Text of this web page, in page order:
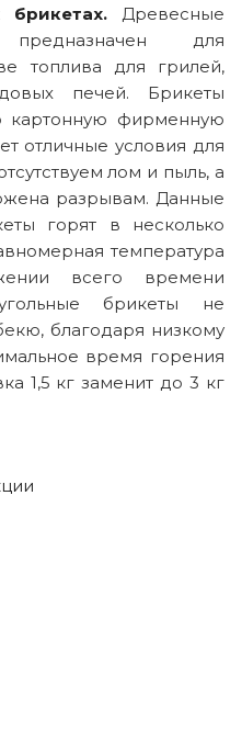
Древесные
для
топлива для грилей,
печей. Брикеты
картонную фирменную
отличные условия для
лом и пыль, а
разрывам. Данные
горят в несколько
температура
всего времени
брикеты не
благодаря низкому
время горения
1,5 кг заменит до 3 кг